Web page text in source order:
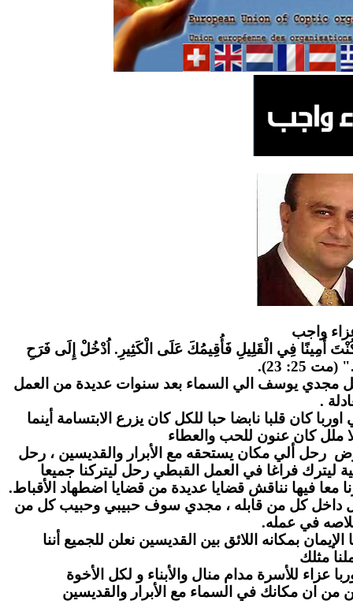
واجب
أَمِينًا فِي الْقَلِيلِ فَأُقِيمُكَ عَلَى الْكَثِيرِ. اُدْخُلْ إِلَى فَرَحِ
25: 23).
مجدي يوسف الي السماء بعد سنوات عديدة من العمل
.
كان قلبا نابضا حبا للكل كان يزرع الابتسامة أينما
ملل كان عنون للحب والعطاء
رحل ألي مكان يستحقه مع الأبرار والقديسين ، رحل
ليترك فراغا في العمل القبطي رحل ليتركنا جميعا
فيها نناقش قضايا عديدة من قضايا اضطهاد الأقباط.
داخل كل من قابله ، مجدي سوف حبيبي وحبيب كل من
في عمله.
بمكانه اللائق بين القديسين نعلن للجميع أننا
مثلك
عزاء للأسرة مدام منال والأبناء و لكل الأخوة
من ان مكانك في السماء مع الأبرار والقديسين